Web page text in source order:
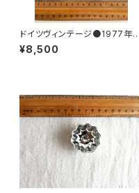
ドイツヴィンテージ●1977年ポ
ケットカレンダーKDT手帳未使
用DDR
¥8,500